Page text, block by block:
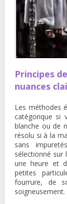
Principes
nuances
Les méthodes
catégorique si
blanche ou de
résolu si à la
sans
sélectionné sur
une heure et
petites
fourrure, de
soigneusement.